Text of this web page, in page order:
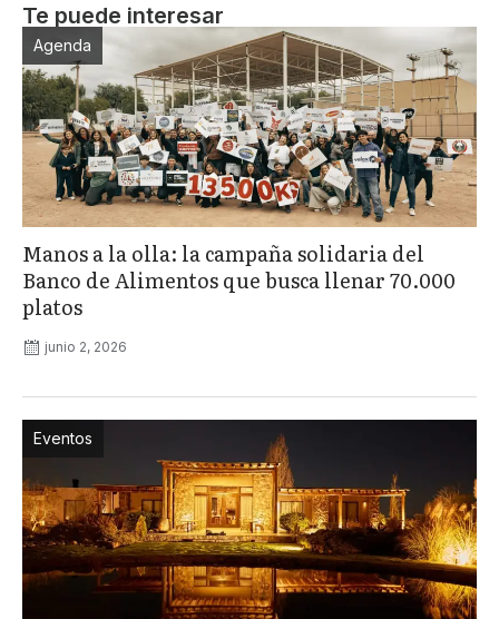
Te puede interesar
Agenda
Manos a la olla: la campaña solidaria del
Banco de Alimentos que busca llenar 70.000
platos
junio 2, 2026
Eventos